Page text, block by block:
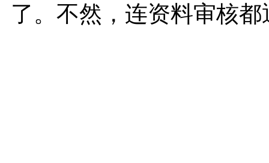
了。不然，连资料审核都